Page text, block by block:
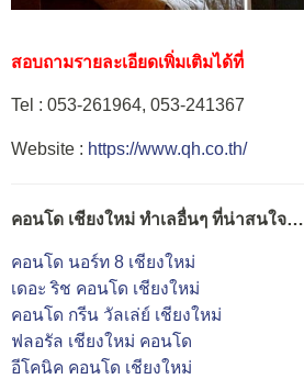
สอบถามรายละเอียดเพิ่มเติมได้ที่
Tel : 053-261964, 053-241367
Website : https://www.qh.co.th/
คอนโด เชียงใหม่ ทำเลอื่นๆ ที่น่าสนใจ…
คอนโด นอร์ท 8 เชียงใหม่
เดอะ ริช คอนโด เชียงใหม่
คอนโด กรีน วัลเล่ย์ เชียงใหม่
ฟลอรัล เชียงใหม่ คอนโด
อีโคนิค คอนโด เชียงใหม่